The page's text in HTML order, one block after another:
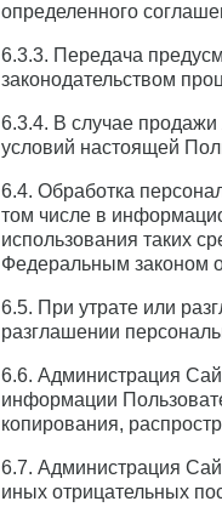
определенного
6.3.3. Передача
законодательством
6.3.4. В случае продажи
условий настоящей
6.4. Обработка
том числе в
использования таких
Федеральным законом
6.5. При утрате или
разглашении
6.6. Администрация
информации
копирования,
6.7. Администрация
иных отрицательных